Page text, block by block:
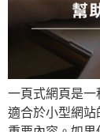
一頁式網頁是一
適合於小型網